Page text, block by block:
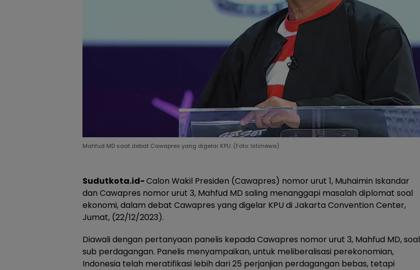
Mahfud MD saat debat Cawapres yang digelar KPU. (Foto: Istimewa)
Sudutkota.id-Calon Wakil Presiden (Cawapres) nomor urut 1, Muhaimin Iskandar
dan Cawapres nomor urut 3, Mahfud MD saling menanggapi masalah diplomat soal
ekonomi, dalam debat Cawapres yang digelar KPU di Jakarta Convention Center,
Jumat, (22/12/2023).
Diawali dengan pertanyaan panelis kepada Cawapres nomor urut 3, Mahfud MD, soal
sub perdagangan. Panelis menyampaikan, untuk meliberalisasi perekonomian,
Indonesia telah meratifikasi lebih dari 25 perjanjian perdagangan bebas, tetapi